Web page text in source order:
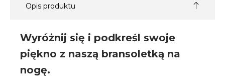
Opis produktu
Wyróżnij się i podkreśl swoje
piękno z naszą bransoletką na
nogę.